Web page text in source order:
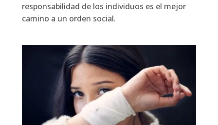
res­pon­sa­bi­li­dad de los indi­vi­duos es el mejor
camino a un orden social.